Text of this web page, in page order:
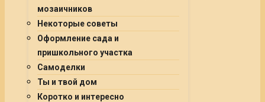
мозаичников
Некоторые советы
Оформление сада и
пришкольного участка
Самоделки
Ты и твой дом
Коротко и интересно